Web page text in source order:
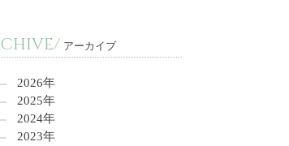
アーカイブ
2026年
2025年
2024年
2023年